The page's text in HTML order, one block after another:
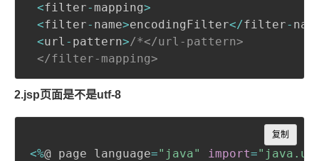
<filter- mapping>
<filter- name>encodingFilter</filter-
<url - pattern>/*</url-pattern>
</filter-mapping>
2.jsp页面是不是utf-8
<%@ page language="java" import=
复制
Copy